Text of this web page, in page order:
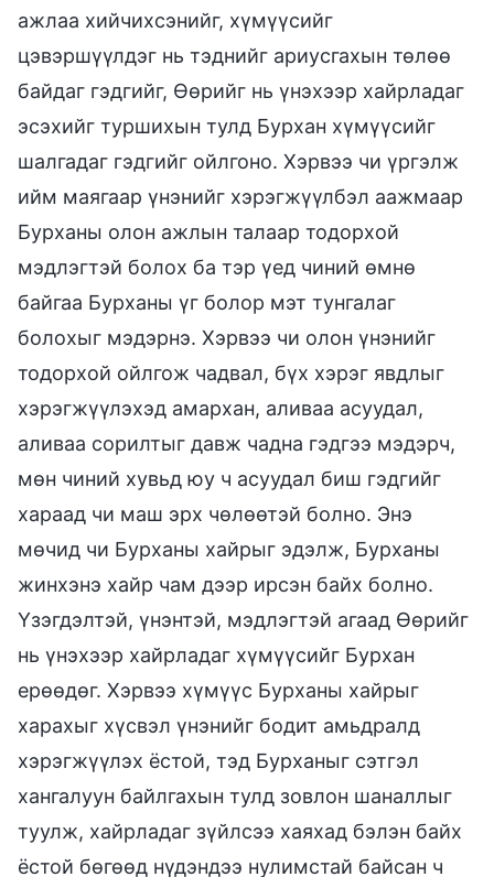
ажлаа хийчихсэнийг, хүмүүсийг
цэвэршүүлдэг нь тэднийг ариусгахын төлөө
байдаг гэдгийг, Өөрийг нь үнэхээр хайрладаг
эсэхийг туршихын тулд Бурхан хүмүүсийг
шалгадаг гэдгийг ойлгоно. Хэрвээ чи үргэлж
ийм маягаар үнэнийг хэрэгжүүлбэл аажмаар
Бурханы олон ажлын талаар тодорхой
мэдлэгтэй болох ба тэр үед чиний өмнө
байгаа Бурханы үг болор мэт тунгалаг
болохыг мэдэрнэ. Хэрвээ чи олон үнэнийг
тодорхой ойлгож чадвал, бүх хэрэг явдлыг
хэрэгжүүлэхэд амархан, аливаа асуудал,
аливаа сорилтыг давж чадна гэдгээ мэдэрч,
мөн чиний хувьд юу ч асуудал биш гэдгийг
хараад чи маш эрх чөлөөтэй болно. Энэ
мөчид чи Бурханы хайрыг эдэлж, Бурханы
жинхэнэ хайр чам дээр ирсэн байх болно.
Үзэгдэлтэй, үнэнтэй, мэдлэгтэй агаад Өөрийг
нь үнэхээр хайрладаг хүмүүсийг Бурхан
ерөөдөг. Хэрвээ хүмүүс Бурханы хайрыг
харахыг хүсвэл үнэнийг бодит амьдралд
хэрэгжүүлэх ёстой, тэд Бурханыг сэтгэл
хангалуун байлгахын тулд зовлон шаналлыг
туулж, хайрладаг зүйлсээ хаяхад бэлэн байх
ёстой бөгөөд нүдэндээ нулимстай байсан ч